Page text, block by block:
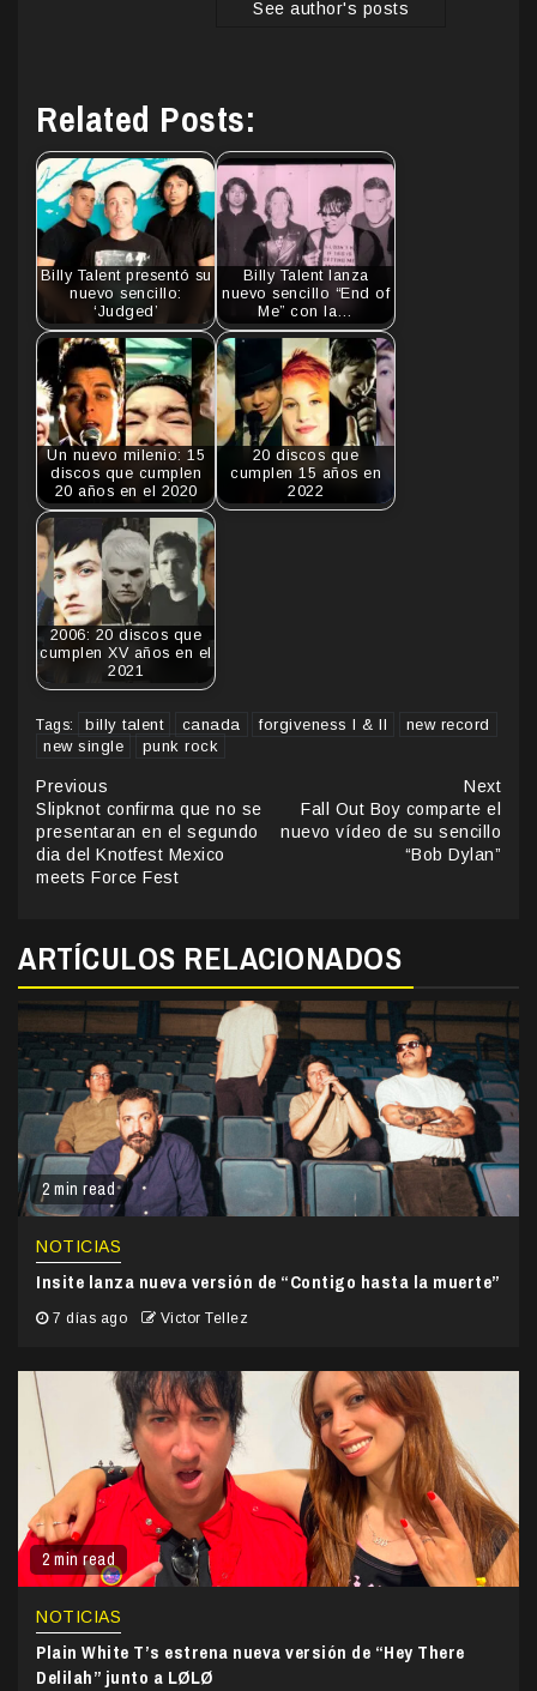
See author's posts
Related Posts:
Billy Talent presentó su
nuevo sencillo:
‘Judged’
Billy Talent lanza
nuevo sencillo “End of
Me” con la…
Un nuevo milenio: 15
discos que cumplen
20 años en el 2020
20 discos que
cumplen 15 años en
2022
2006: 20 discos que
cumplen XV años en el
2021
Tags: billy talent canada forgiveness I & II
new record
new single
punk rock
Continue
Reading
Previous
Slipknot confirma que no se
presentaran en el segundo
dia del Knotfest Mexico
meets Force Fest
Next
Fall Out Boy comparte el
nuevo vídeo de su sencillo
“Bob Dylan”
ARTÍCULOS RELACIONADOS
2 min read
NOTICIAS
Insite lanza nueva versión de “Contigo hasta la muerte”
7 días ago Victor Tellez
2 min read
NOTICIAS
Plain White T’s estrena nueva versión de “Hey There
Delilah” junto a LØLØ